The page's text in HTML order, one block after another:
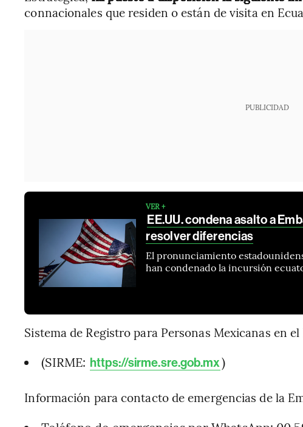
connacionales que residen o están de visita en
PUBLICIDAD
VER +
EE.UU. condena asalto a
resolver diferencias
El pronunciamiento
han condenado la incursión
Sistema de Registro para Personas Mexicanas en
(SIRME: https://sirme.sre.gob.mx)
Información para contacto de emergencias de la